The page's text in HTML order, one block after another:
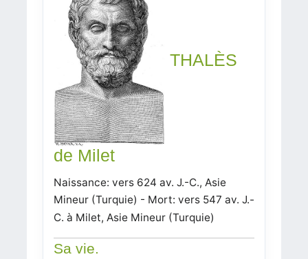
THALÈS
de Milet
Naissance: vers 624 av. J.-C., Asie
Mineur (Turquie) - Mort: vers 547 av. J.-
C. à Milet, Asie Mineur (Turquie)
Sa vie.